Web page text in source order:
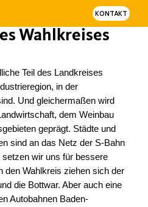
KONTAKT
Wahlkreises
Teil des Landkreises
in der
Und gleichermaßen wird
dem Weinbau
geprägt. Städte und
sind an das Netz der S-Bahn
wir uns für bessere
den Wahlkreis ziehen sich der
die Bottwar. Aber auch eine
Autobahnen Baden-